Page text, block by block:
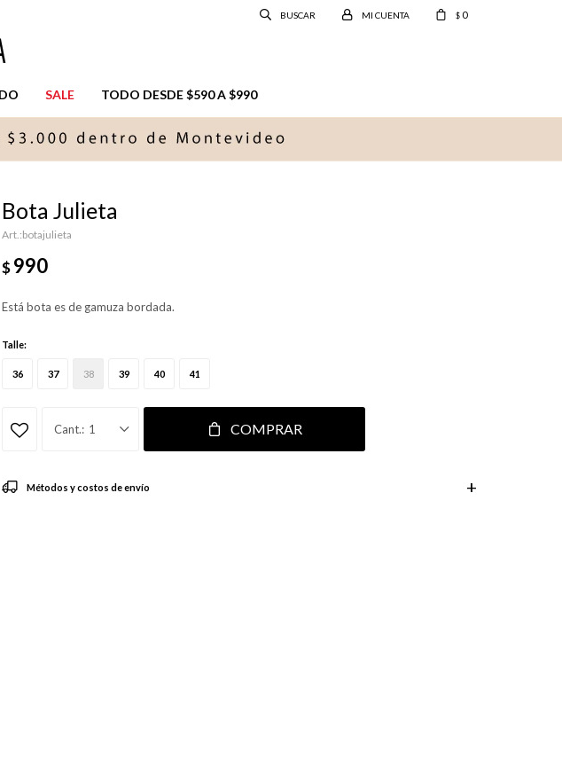
SALE TODO DESDE $590 A $990
$ 0
Bota Julieta
botajulieta
$990
Está bota es de gamuza bordada.
Talle:
36 37 38 39 40 41
1 COMPRAR
Métodos y costos de envío